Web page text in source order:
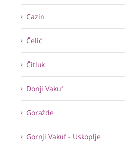
Cazin
Čelić
Čitluk
Donji Vakuf
Goražde
Gornji Vakuf - Uskoplje